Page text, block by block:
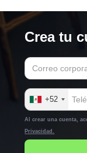
Crea tu
+52
Al crear una cuenta,
Privacidad.